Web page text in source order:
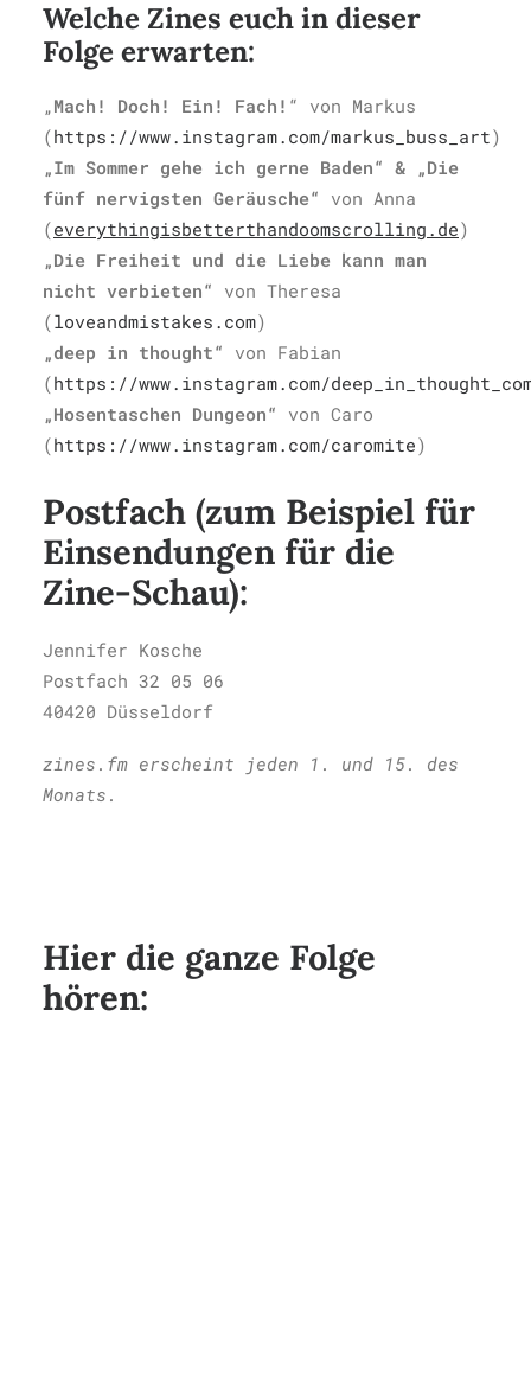
Welche Zines euch in dieser
Folge erwarten:
„Mach! Doch! Ein! Fach! “ von Markus
(https://www.instagram.com/markus_buss_art)
„Im Sommer gehe ich gerne Baden“ & „Die
fünf nervigsten Geräusche“ von Anna
(everythingisbetterthandoomscrolling.de)
„Die Freiheit und die Liebe kann man
nicht verbieten“ von Theresa
(loveandmistakes.com)
„deep in thought“ von Fabian
(https://www.instagram.com/
„Hosentaschen Dungeon“ von Caro
(https://www.instagram.com/caromite)
Postfach (zum Beispiel für
Einsendungen für die
Zine-Schau):
Jennifer Kosche
Postfach 32 05 06
40420 Düsseldorf
zines.fm erscheint jeden 1. und 15. des
Monats.
Hier die ganze Folge
hören: